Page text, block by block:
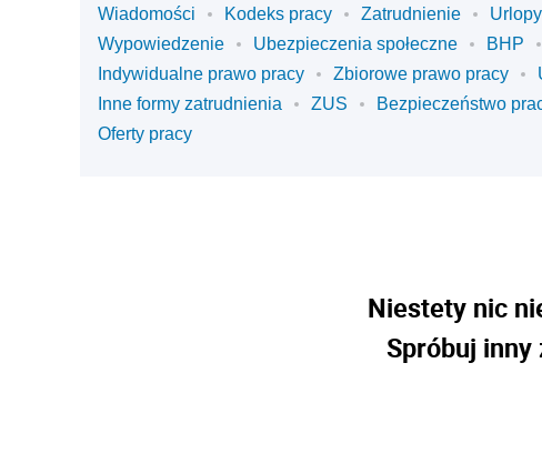
Wiadomości Kodeks pracy Zatrudnienie Urlopy
Wypowiedzenie
Ubezpieczenia społeczne BHP
Indywidualne prawo pracy
Zbiorowe prawo pracy
Inne formy zatrudnienia
ZUS Bezpieczeństwo
Oferty pracy
Niestety nic
Spróbuj